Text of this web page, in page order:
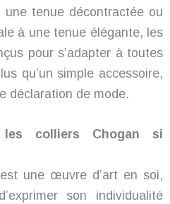
une tenue décontractée ou
à une tenue élégante, les
pour s’adapter à toutes
qu’un simple accessoire,
déclaration de mode.
les colliers Chogan si
une œuvre d’art en soi,
son individualité